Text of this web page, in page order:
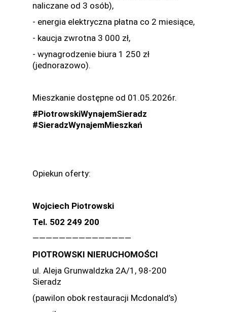
naliczane od 3 osób),
- energia elektryczna płatna co 2 miesiące,
- kaucja zwrotna 3 000 zł,
- wynagrodzenie biura 1 250 zł
(jednorazowo).
Mieszkanie dostępne od 01.05.2026r.
#PiotrowskiWynajemSieradz
#SieradzWynajemMieszkań
Opiekun oferty:
Wojciech Piotrowski
Tel. 502 249 200
———————————————
PIOTROWSKI NIERUCHOMOŚCI
ul. Aleja Grunwaldzka 2A/1, 98-200
Sieradz
(pawilon obok restauracji Mcdonald’s)